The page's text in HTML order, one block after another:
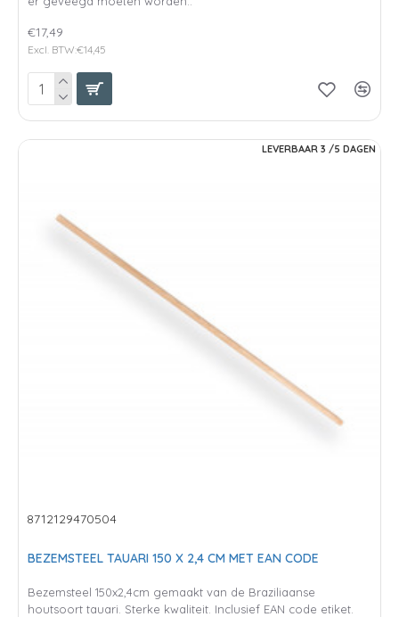
€17,49
Excl. BTW:€14,45
LEVERBAAR 3 /5 DAGEN
8712129470504
BEZEMSTEEL TAUARI 150 X 2,4 CM MET EAN CODE
Bezemsteel 150x2,4cm gemaakt van de Braziliaanse
houtsoort tauari. Sterke kwaliteit. Inclusief EAN code etiket.